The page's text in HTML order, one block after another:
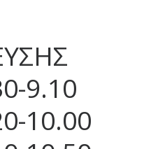
9.10
10.00